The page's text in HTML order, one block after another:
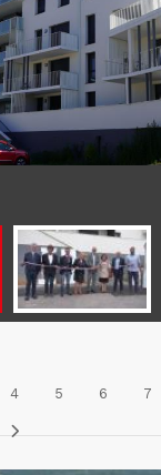
4 5 6 7